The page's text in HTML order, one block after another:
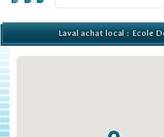
Laval achat local : Ecole